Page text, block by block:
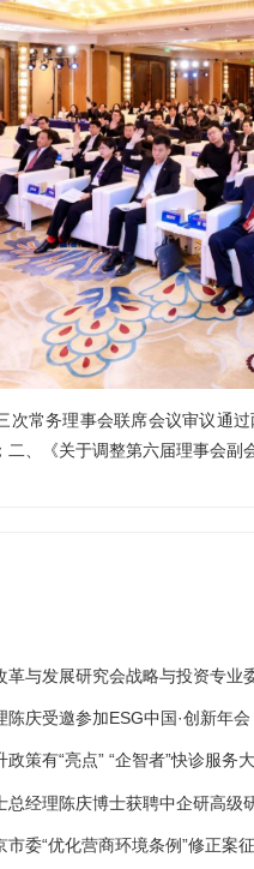
次常务理事会联席会议审议通
二、《关于调整第六届理事会副
与发展研究会战略与投资专业
庆受邀参加ESG中国·创新年会
策有“亮点” “企智者”快诊服务
经理陈庆博士获聘中企研高级
委“优化营商环境条例”修正案